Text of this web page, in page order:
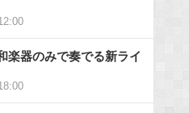
楽器のみで奏でる新ライ